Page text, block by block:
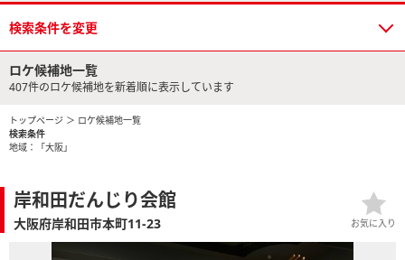
検索条件を変更
ロケ候補地一覧
407件のロケ候補地を新着順に表示しています
トップページ ＞ ロケ候補地一覧
検索条件
地域：「大阪」
岸和田だんじり会館
大阪府岸和田市本町11-23 お気に入り